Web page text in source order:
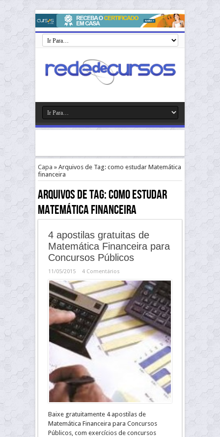
Capa » Arquivos de Tag: como estudar Matemática
financeira
Arquivos de Tag:como estudar
Matemática financeira
4 apostilas gratuitas de
Matemática Financeira para
Concursos Públicos
11/05/2015 4 Comentários
Baixe gratuitamente 4 apostilas de
Matemática Financeira para Concursos
Públicos, com exercícios de concursos